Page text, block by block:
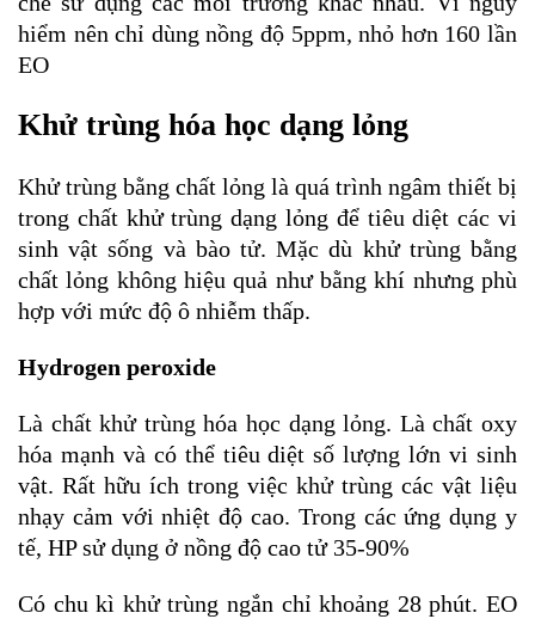
hiểm nên chỉ dùng nồng độ 5ppm, nhỏ hơn 160 lần
EO
Khử trùng hóa học dạng lỏng
Khử trùng bằng chất lỏng là quá trình ngâm thiết bị
trong chất khử trùng dạng lỏng để tiêu diệt các vi
sinh vật sống và bào tử. Mặc dù khử trùng bằng
chất lỏng không hiệu quả như bằng khí nhưng phù
hợp với mức độ ô nhiễm thấp.
Hydrogen peroxide
Là chất khử trùng hóa học dạng lỏng. Là chất oxy
hóa mạnh và có thể tiêu diệt số lượng lớn vi sinh
vật. Rất hữu ích trong việc khử trùng các vật liệu
nhạy cảm với nhiệt độ cao. Trong các ứng dụng y
tế, HP sử dụng ở nồng độ cao tử 35-90%
Có chu kì khử trùng ngắn chỉ khoảng 28 phút. EO